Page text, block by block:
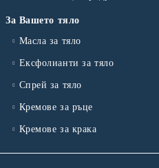
За Вашето тяло
Масла за тяло
Ексфолианти за тяло
Спрей за тяло
Кремове за ръце
Кремове за крака